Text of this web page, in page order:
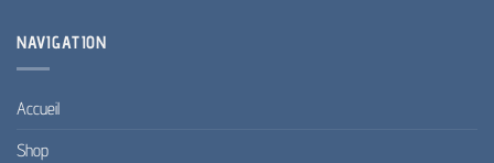
NAVIGATION
Accueil
Shop